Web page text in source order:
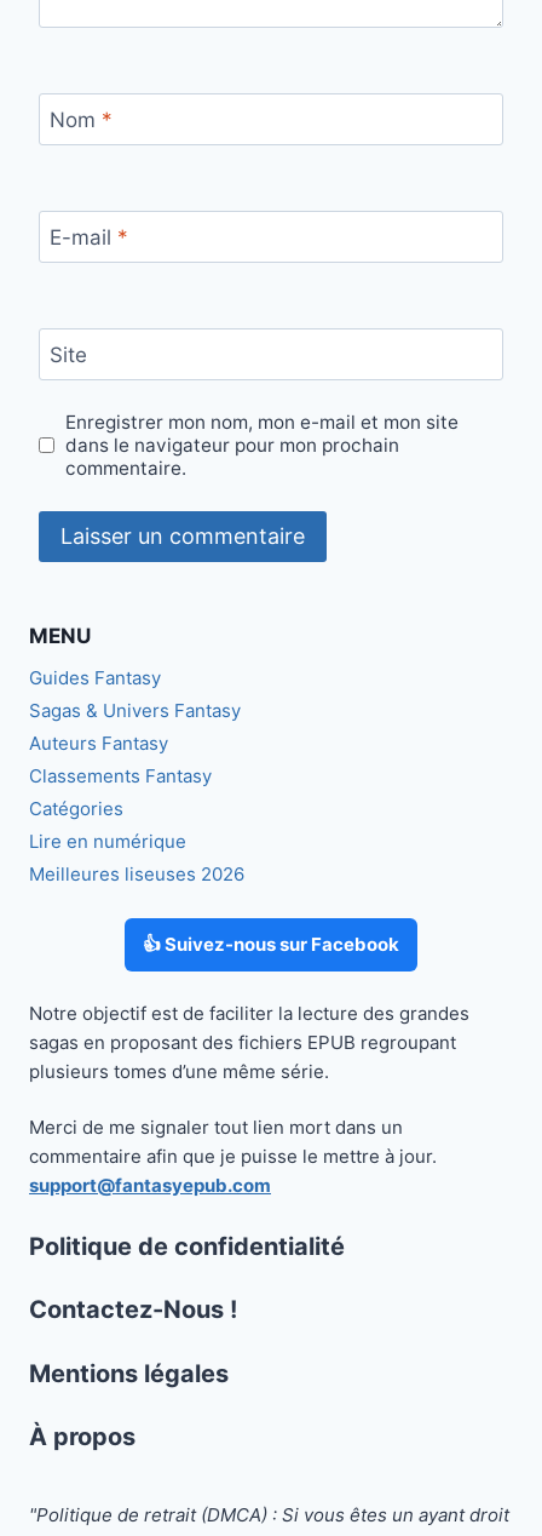
Nom *
E-mail *
Site
Enregistrer mon nom, mon e-mail et mon site
dans le navigateur pour mon prochain
commentaire.
MENU
Guides Fantasy
Sagas & Univers Fantasy
Auteurs Fantasy
Classements Fantasy
Catégories
Lire en numérique
Meilleures liseuses 2026
👍 Suivez-nous sur Facebook
Notre objectif est de faciliter la lecture des grandes
sagas en proposant des fichiers EPUB regroupant
plusieurs tomes d’une même série.
Merci de me signaler tout lien mort dans un
commentaire afin que je puisse le mettre à jour.
support@fantasyepub.com
Politique de confidentialité
Contactez-Nous !
Mentions légales
À propos
"Politique de retrait (DMCA) : Si vous êtes un ayant droit